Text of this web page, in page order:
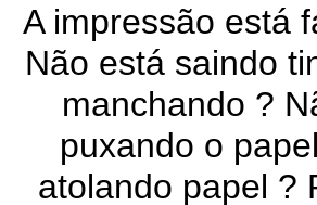
A impressão está
Não está saindo
manchando ?
puxando o
atolando papel ?